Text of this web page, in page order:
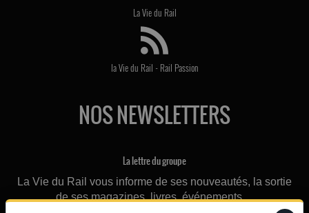
La Vie du Rail
la Vie du Rail - Rail Passion
NOS NEWSLETTERS
La lettre du groupe
La Vie du Rail vous informe de ses nouveautés, la sortie
de ses magazines, livres, événements ...